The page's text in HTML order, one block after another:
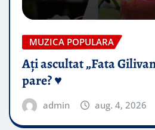
MUZICA POPULARA
Ați ascultat „Fata
pare? ♥️
admin aug. 4, 2026